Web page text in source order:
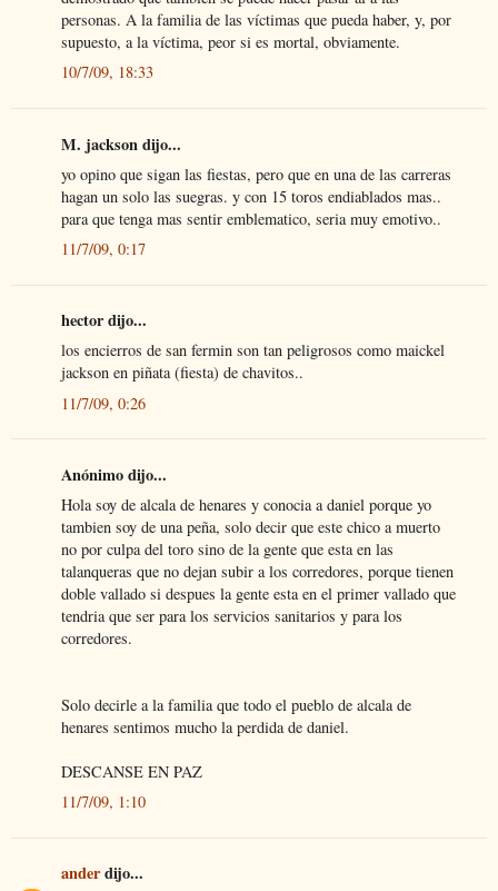
personas. A la familia de las víctimas que pueda haber, y, por
supuesto, a la víctima, peor si es mortal, obviamente.
10/7/09, 18:33
M. jackson dijo...
yo opino que sigan las fiestas, pero que en una de las carreras
hagan un solo las suegras. y con 15 toros endiablados mas..
para que tenga mas sentir emblematico, seria muy emotivo..
11/7/09, 0:17
hector dijo...
los encierros de san fermin son tan peligrosos como maickel
jackson en piñata (fiesta) de chavitos..
11/7/09, 0:26
Anónimo dijo...
Hola soy de alcala de henares y conocia a daniel porque yo
tambien soy de una peña, solo decir que este chico a muerto
no por culpa del toro sino de la gente que esta en las
talanqueras que no dejan subir a los corredores, porque tienen
doble vallado si despues la gente esta en el primer vallado que
tendria que ser para los servicios sanitarios y para los
corredores.
Solo decirle a la familia que todo el pueblo de alcala de
henares sentimos mucho la perdida de daniel.
DESCANSE EN PAZ
11/7/09, 1:10
anderdijo...